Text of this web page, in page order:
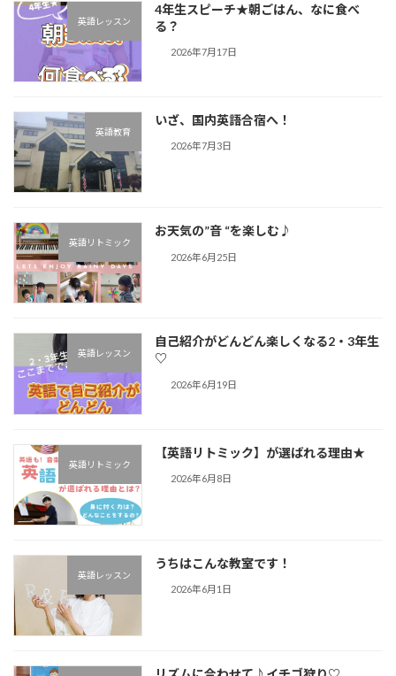
英語レッスン
4年生スピーチ★朝ごはん、なに食べ
る？
2026年7月17日
英語教育
いざ、国内英語合宿へ！
2026年7月3日
英語リトミック
お天気の”音 “を楽しむ♪︎
2026年6月25日
英語レッスン
自己紹介がどんどん楽しくなる2・3年生
♡
2026年6月19日
英語リトミック
【英語リトミック】が選ばれる理由★
2026年6月8日
英語レッスン
うちはこんな教室です！
2026年6月1日